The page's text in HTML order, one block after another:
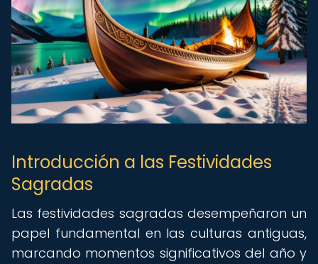
Introducción a las Festividades
Sagradas
Las festividades sagradas desempeñaron un
papel fundamental en las culturas antiguas,
marcando momentos significativos del año y